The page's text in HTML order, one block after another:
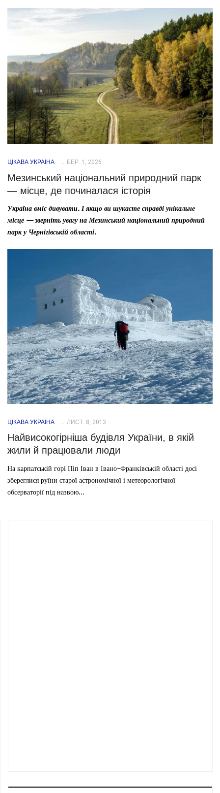
ЦІКАВА УКРАЇНА БЕР. 1, 2026
Мезинський національний природний парк
— місце, де починалася історія
Україна вміє дивувати. І якщо ви шукаєте справді унікальне
місце — зверніть увагу на Мезинський національний природний
парк у Чернігівській області.
ЦІКАВА УКРАЇНА ЛИСТ. 8, 2013
Найвисокогірніша будівля України, в якій
жили й працювали люди
На карпатській горі Піп Іван в Івано-Франківській області досі
збереглися руїни старої астрономічної і метеорологічної
обсерваторії під назвою...